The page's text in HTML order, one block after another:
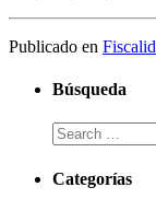
Publicado en
Búsqueda
Categorías